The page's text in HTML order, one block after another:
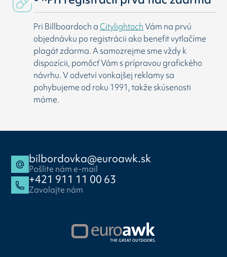
Pri Billboardoch aCitylightochVám na prvú
objednávku po registrácii ako benefit vytlačíme
plagát zdarma. A samozrejme sme vždy k
dispozícii, pomôcť Vám s prípravou grafického
návrhu. V odvetví vonkajšej reklamy sa
pohybujeme od roku 1991, takže skúsenosti
máme.
bilbordovka@euroawk.sk
Pošlite nám e-mail
+421 911 11 00 63
Zavolajte nám